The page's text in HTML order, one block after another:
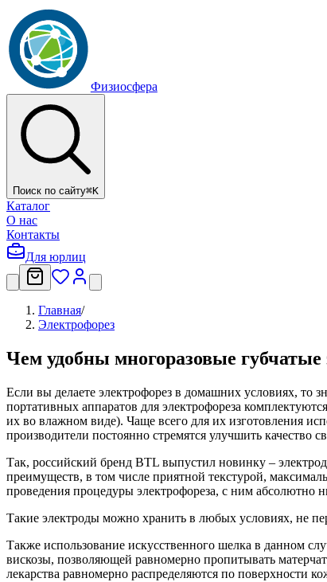
Физиосфера
Поиск по сайту⌘K
Каталог
О нас
Контакты
Для юрлиц
Главная/
Электрофорез
Чем удобны многоразовые
Если вы делаете электрофорез в домашних условиях, то
портативных аппаратов для электрофореза
их во влажном виде). Чаще всего для их изготовления
производители постоянно стремятся улучшить качество
Так, российский бренд BTL выпустил новинку –
преимуществ, в том числе приятной текстурой,
проведения процедуры электрофореза, с ним абсолютно
Такие электроды можно хранить в любых условиях, не
Также использование искусственного шелка в данном
вискозы, позволяющей равномерно пропитывать
лекарства равномерно распределяются по поверхности